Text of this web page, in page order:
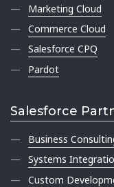
Marketing Cloud
Commerce Cloud
Salesforce CPQ
Pardot
Salesforce
Business
Systems
Custom